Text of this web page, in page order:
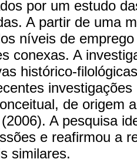
por um estudo
A partir de uma
níveis de
conexas. A
histórico-
de origem
A pesquisa
e reafirmou a
similares.